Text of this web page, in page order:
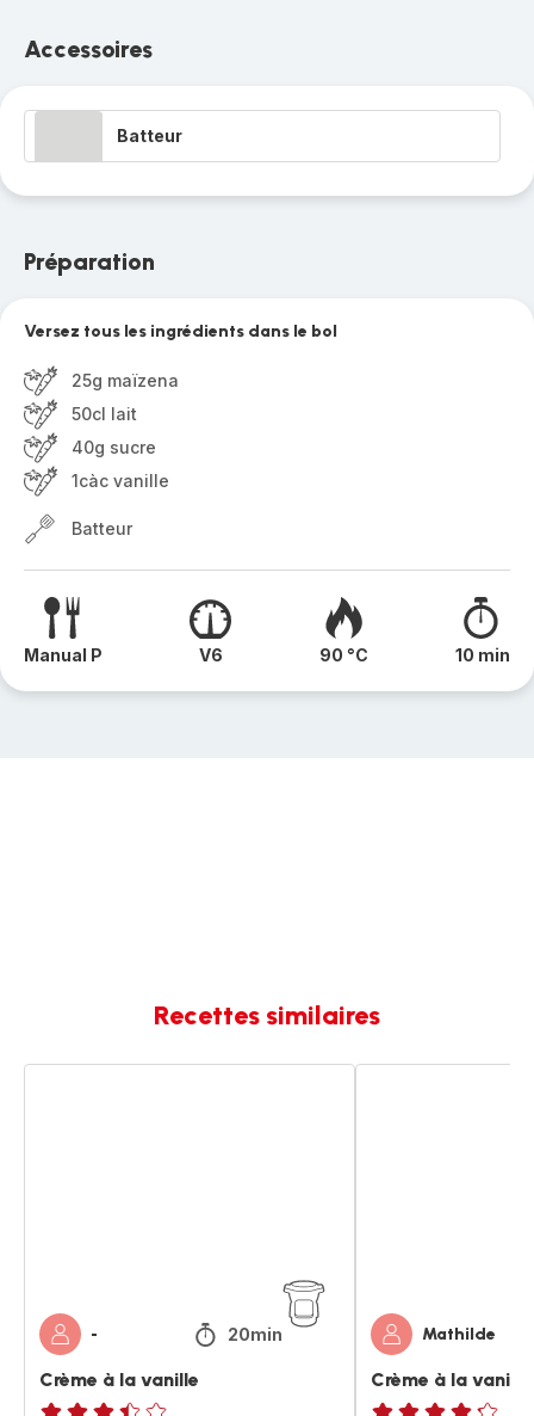
Accessoires
Batteur
Préparation
Versez tous les ingrédients dans le bol
25g maïzena
50cl lait
40g sucre
1càc vanille
Batteur
Manual P V6 90 °C 10 min
Recettes similaires
- 20min
Crème à la vanille
Mathilde
Crème à la vanille